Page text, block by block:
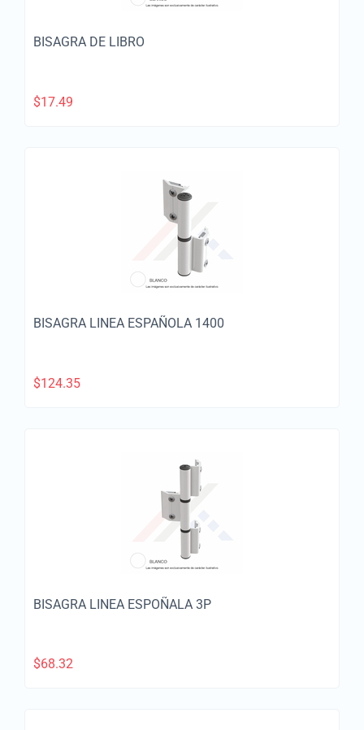
BISAGRA DE LIBRO
$17.49
BISAGRA LINEA ESPAÑOLA 1400
$124.35
BISAGRA LINEA ESPOÑALA 3P
$68.32